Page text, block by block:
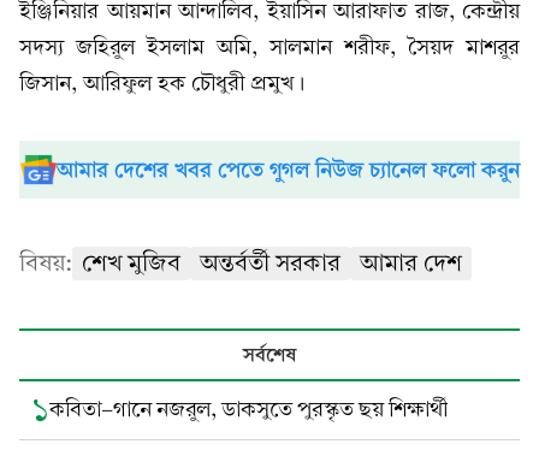
ইঞ্জিনিয়ার আয়মান আন্দালিব, ইয়াসিন আরাফাত রাজ, কেন্দ্রীয়
সদস্য জহিরুল ইসলাম অমি, সালমান শরীফ, সৈয়দ মাশরুর
জিসান, আরিফুল হক চৌধুরী প্রমুখ।
আমার দেশের খবর পেতে গুগল নিউজ চ্যানেল ফলো করুন
বিষয়: শেখ মুজিব অন্তর্বর্তী সরকার আমার দেশ
সর্বশেষ
১কবিতা-গানে নজরুল, ডাকসুতে পুরস্কৃত ছয় শিক্ষার্থী